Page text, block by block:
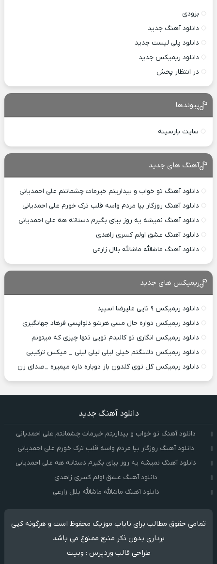
بزودی
دانلود آهنگ جدید
دانلود پلی لیست جدید
دانلود ریمیکس جدید
در انتظار پخش
پیوندها
سایت پارسینه
آهنگ های جدید
دانلود آهنگ تو خواب و بیداریتم خیرمات چشمانتم علی احمدیانی
دانلود آهنگ روزگار بیا مردم واسه قلب ترک خورم علی احمدیانی
دانلود آهنگ نمیشه یه روز بیای بگیرم دستاته هه علی احمدیانی
دانلود آهنگ عشق اولم کسری زاهدی
دانلود آهنگ ماشالله ماشالله بلال زارعی
ریمیکس های جدید
دانلود ریمیکس ۹ تایی علیرضا اسپید
دانلود ریمیکس دواره حال مسی هرشو دلواپسی فرهاد جهانگیری
دانلود ریمیکس انگاری تو کالبدم تویی تنها چیزی که میتونم
دانلود ریمیکس دلتنگتم خیلی لیلی لیلی لیلی _ میکس ترکیبی
دانلود ریمیکس گل توی گلدون باز دوباره داره میمیره _صدای زن
دانلود آهنگ جدید
دانلود آهنگ تو خواب و بیداریتم خیرمات چشمانتم علی احمدیانی
دانلود آهنگ روزگار بیا مردم واسه قلب ترک خورم علی احمدیانی
دانلود آهنگ نمیشه یه روز بیای بگیرم دستاته هه علی احمدیانی
دانلود آهنگ عشق اولم کسری زاهدی
دانلود آهنگ ماشالله ماشالله بلال زارعی
تمامی حقوق مطالب برای نایاب موزیک محفوظ است و هرگونه کپی
برداری بدون ذکر منبع ممنوع می باشد
طراحی قالب وردپرس : وبیت